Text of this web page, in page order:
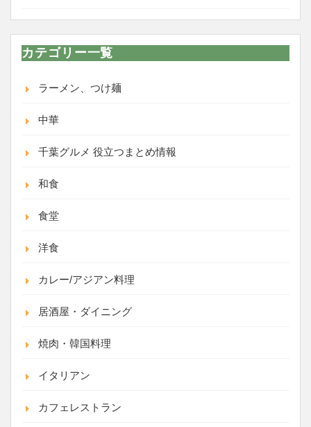
カテゴリー一覧
ラーメン、つけ麺
中華
千葉グルメ 役立つまとめ情報
和食
食堂
洋食
カレー/アジアン料理
居酒屋・ダイニング
焼肉・韓国料理
イタリアン
カフェレストラン